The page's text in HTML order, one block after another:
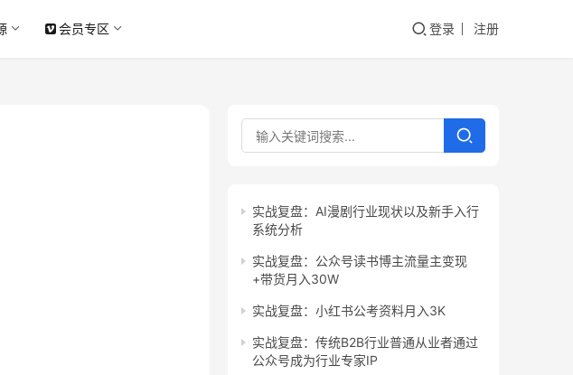
会员专区 登录 注册
实战复盘：AI漫剧行业现状以及新手入行
系统分析
实战复盘：公众号读书博主流量主变现
+带货月入30W
实战复盘：小红书公考资料月入3K
实战复盘：传统B2B行业普通从业者通过
公众号成为行业专家IP